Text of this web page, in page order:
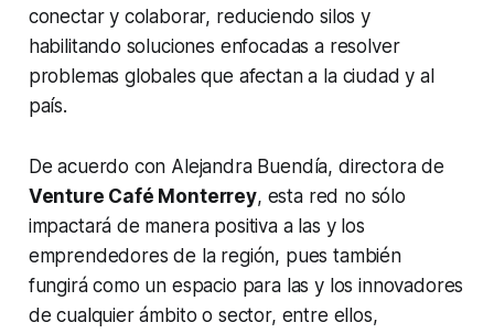
conectar y colaborar, reduciendo silos y
habilitando soluciones enfocadas a resolver
problemas globales que afectan a la ciudad y al
país.
De acuerdo con Alejandra Buendía, directora de
Venture Café Monterrey, esta red no sólo
impactará de manera positiva a las y los
emprendedores de la región, pues también
fungirá como un espacio para las y los innovadores
de cualquier ámbito o sector, entre ellos,